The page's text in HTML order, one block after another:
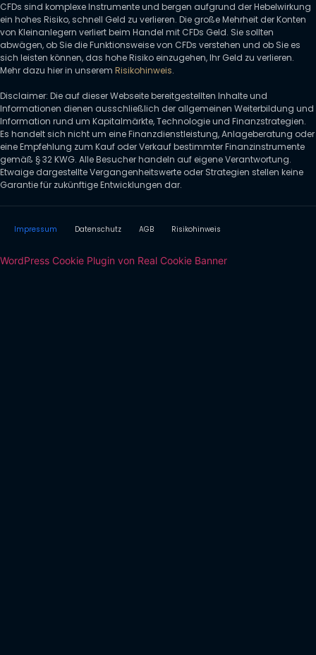
CFDs sind komplexe Instrumente und bergen aufgrund der Hebelwirkung
ein hohes Risiko, schnell Geld zu verlieren. Die große Mehrheit der Konten
von Kleinanlegern verliert beim Handel mit CFDs Geld. Sie sollten
abwägen, ob Sie die Funktionsweise von CFDs verstehen und ob Sie es
sich leisten können, das hohe Risiko einzugehen, Ihr Geld zu verlieren.
Mehr dazu hier in unserem Risikohinweis.
Disclaimer: Die auf dieser Webseite bereitgestellten Inhalte und
Informationen dienen ausschließlich der allgemeinen Weiterbildung und
Information rund um Kapitalmärkte, Technologie und Finanzstrategien.
Es handelt sich nicht um eine Finanzdienstleistung, Anlageberatung oder
eine Empfehlung zum Kauf oder Verkauf bestimmter Finanzinstrumente
gemäß § 32 KWG. Alle Besucher handeln auf eigene Verantwortung.
Etwaige dargestellte Vergangenheitswerte oder Strategien stellen keine
Garantie für zukünftige Entwicklungen dar.
Impressum Datenschutz AGB Risikohinweis
WordPress Cookie Plugin von Real Cookie Banner